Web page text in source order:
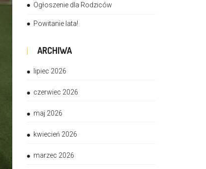
Ogłoszenie dla Rodziców
Powitanie lata!
ARCHIWA
lipiec 2026
czerwiec 2026
maj 2026
kwiecień 2026
marzec 2026